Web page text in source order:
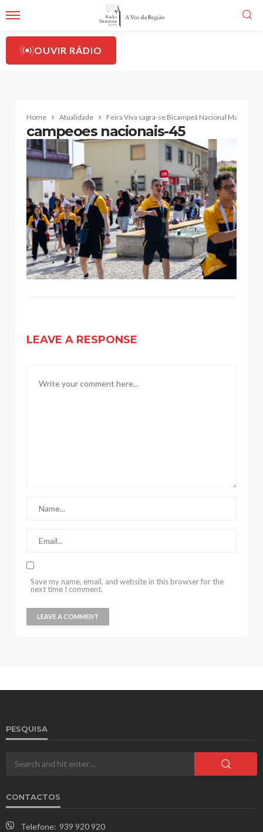
OUVIR RÁDIO
Home Atualidade Feira Viva sagra-se Bicampeã Nacional Masculina
campeoes nacionais-45
LEAVE A RESPONSE
Save my name, email, and website in this browser for the
next time I comment.
PESQUISA
CONTACTOS
Telefone: 939 920 920